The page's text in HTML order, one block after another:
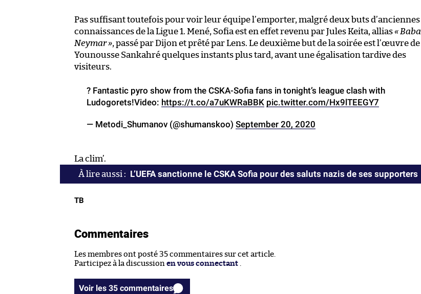
Pas suffisant toutefois pour voir leur équipe l’emporter, malgré deux buts d’anciennes
connaissances de la Ligue 1. Mené, Sofia est en effet revenu par Jules Keita, allias« Baba
Neymar », passé par Dijon et prêté par Lens. Le deuxième but de la soirée est l’œuvre de
Younousse Sankahré quelques instants plus tard, avant une égalisation tardive des
visiteurs.
? Fantastic pyro show from the CSKA-Sofia fans in tonight’s league clash with
Ludogorets!Video: https://t.co/a7uKWRaBBK pic.twitter.com/Hx9lTEEGY7
— Metodi_Shumanov (@shumanskoo) September 20, 2020
La clim’.
L’UEFA sanctionne le CSKA Sofia pour des saluts nazis de ses supporters
TB
Commentaires
Les membres ont posté 35 commentaires sur cet article.
Participez à la discussion en vous connectant .
Voir les 35 commentaires